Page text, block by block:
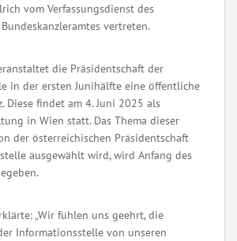
vom Verfassungsdienst des
vertreten.
die Präsidentschaft der
in der ersten Junihälfte eine öffentliche
Diese findet am 4. Juni 2025 als
in Wien statt. Das Thema dieser
der österreichischen Präsidentschaft
ausgewählt wird, wird Anfang des
„Wir fühlen uns geehrt, die
Informationsstelle von unseren